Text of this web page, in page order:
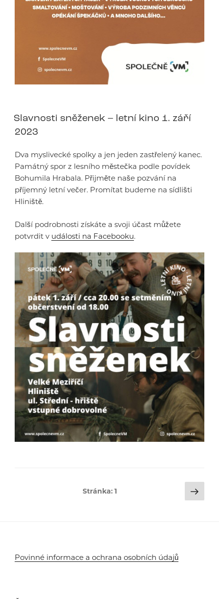
Slavnosti sněženek – letní kino 1. září
2023
Dva myslivecké spolky a jen jeden zastřelený kanec.
Památný spor z lesního městečka podle povídek
Bohumila Hrabala. Přijměte naše pozvání na
příjemný letní večer. Promítat budeme na sídlišti
Hliniště.
Další podrobnosti získáte a svoji účast můžete
potvrdit v události na Facebooku.
Stránka:1
Povinné informace a ochrana osobních údajů